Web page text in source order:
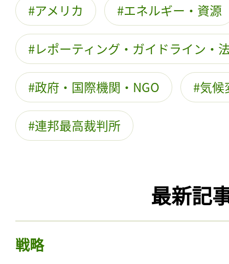
アメリカ エネルギー・資源
レポーティング・ガイドライン・
政府・国際機関・NGO 気候
連邦最高裁判所
最新記
戦略